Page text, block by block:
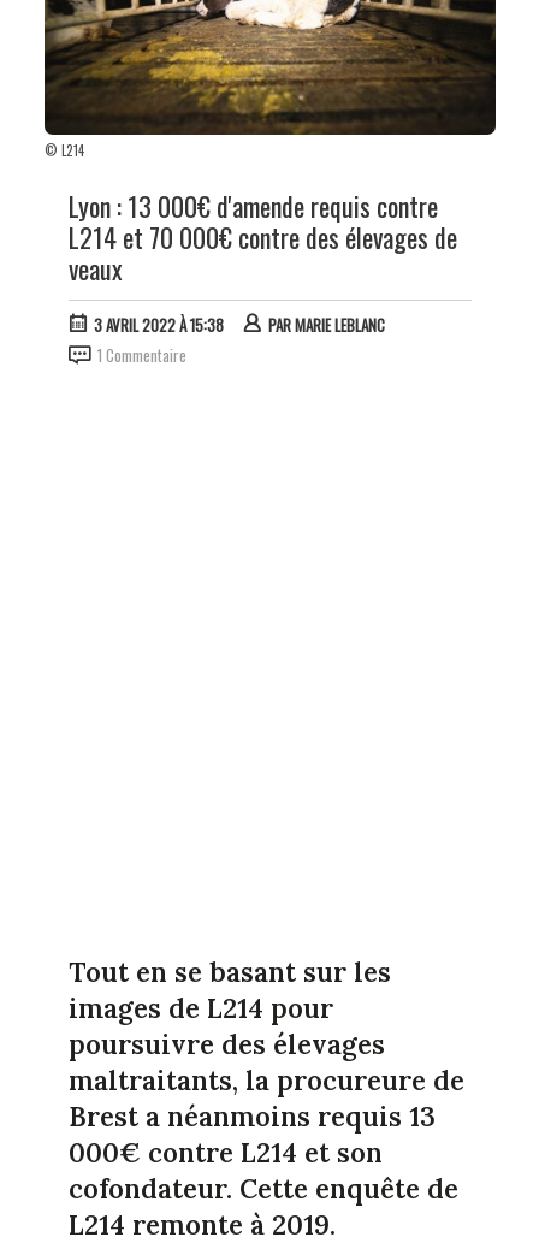
© L214
Lyon : 13 000€ d'amende requis contre
L214 et 70 000€ contre des élevages de
veaux
3 AVRIL 2022 À 15:38 PARMARIE LEBLANC
1 Commentaire
Tout en se basant sur les
images de L214 pour
poursuivre des élevages
maltraitants, la procureure de
Brest a néanmoins requis 13
000€ contre L214 et son
cofondateur. Cette enquête de
L214 remonte à 2019.